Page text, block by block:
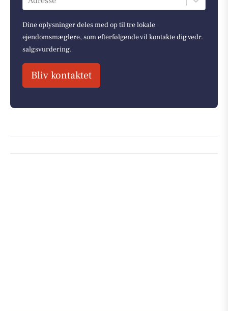
Dine oplysninger deles med op til tre lokale
ejendomsmæglere, som efterfølgende vil kontakte dig vedr.
salgsvurdering.
Bliv kontaktet